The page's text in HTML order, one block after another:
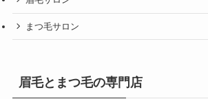
まつ毛サロン
眉毛とまつ毛の専門店